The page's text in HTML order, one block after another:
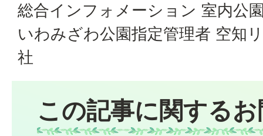
総合インフォメーション 室内公
いわみざわ公園指定管理者 空知
社
この記事に関する